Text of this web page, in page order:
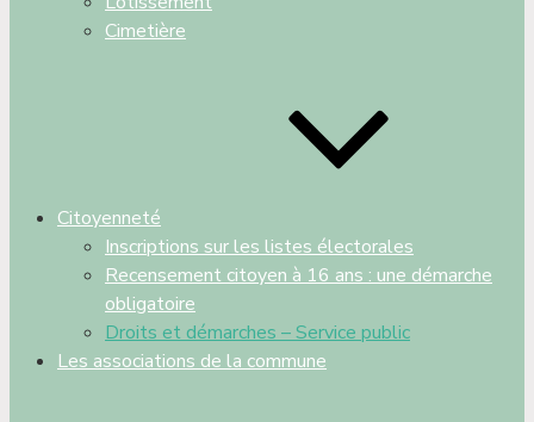
Cimetière
Citoyenneté
Inscriptions sur les listes électorales
Recensement citoyen à 16 ans : une démarche
obligatoire
Droits et démarches – Service public
Les associations de la commune